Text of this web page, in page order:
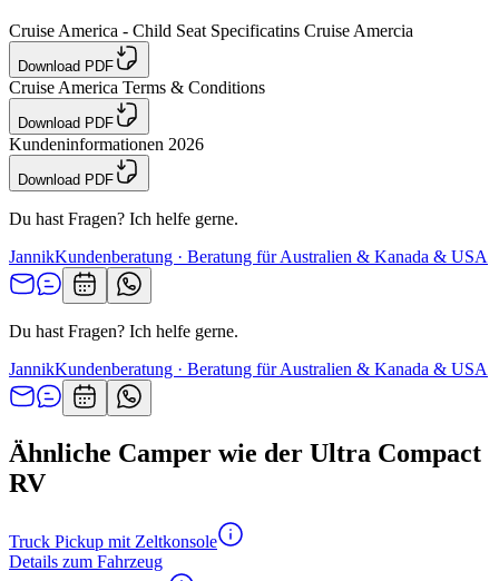
Cruise America - Child Seat Specificatins Cruise Amercia
Download PDF
Cruise America Terms & Conditions
Download PDF
Kundeninformationen 2026
Download PDF
Du hast Fragen? Ich helfe gerne.
JannikKundenberatung · Beratung für Australien & Kanada & USA
Du hast Fragen? Ich helfe gerne.
JannikKundenberatung · Beratung für Australien & Kanada & USA
Ähnliche Camper wie der Ultra Compact
RV
Truck Pickup mit Zeltkonsole
Details zum Fahrzeug